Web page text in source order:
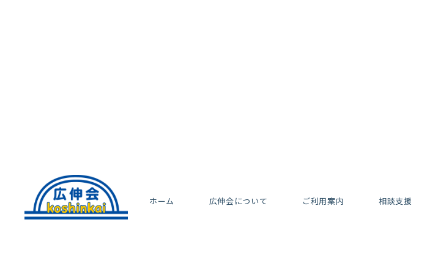
ホーム 広伸会について ご利用案内 相談支援